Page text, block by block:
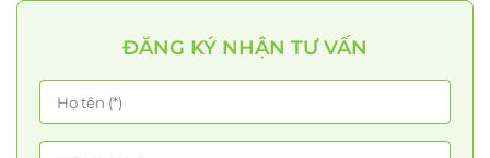
ĐĂNG KÝ NHẬN TƯ VẤN